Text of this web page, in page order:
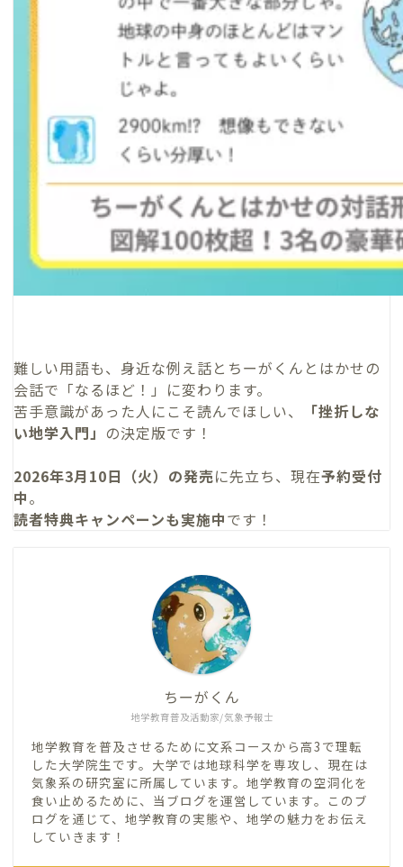
難しい用語も、身近な例え話とちーがくんとはかせの
会話で「なるほど！」に変わります。
苦手意識があった人にこそ読んでほしい、
「挫折しな
い地学入門」 の決定版です！
2026年3月10日（火）の発売に先立ち、現在予約受付
中。
読者特典キャンペーンも実施中です！
地学教育普及活動家/気象予報士
ちーがくん
地学教育を普及させるために文系コースから高3で理転
した大学院生です。大学では地球科学を専攻し、現在は
気象系の研究室に所属しています。地学教育の空洞化を
食い止めるために、当ブログを運営しています。このブ
ログを通じて、地学教育の実態や、地学の魅力をお伝え
していきます！